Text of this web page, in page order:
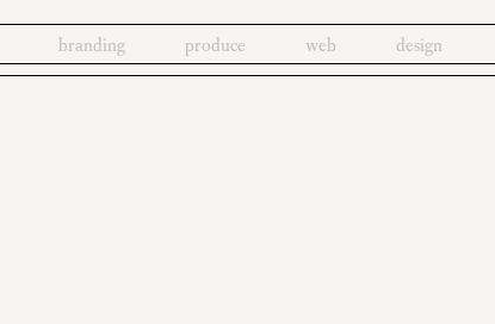
branding produce web design